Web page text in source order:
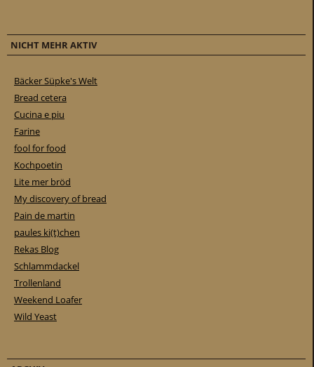
NICHT MEHR AKTIV
Bäcker Süpke's Welt
Bread cetera
Cucina e piu
Farine
fool for food
Kochpoetin
Lite mer bröd
My discovery of bread
Pain de martin
paules ki(t)chen
Rekas Blog
Schlammdackel
Trollenland
Weekend Loafer
Wild Yeast